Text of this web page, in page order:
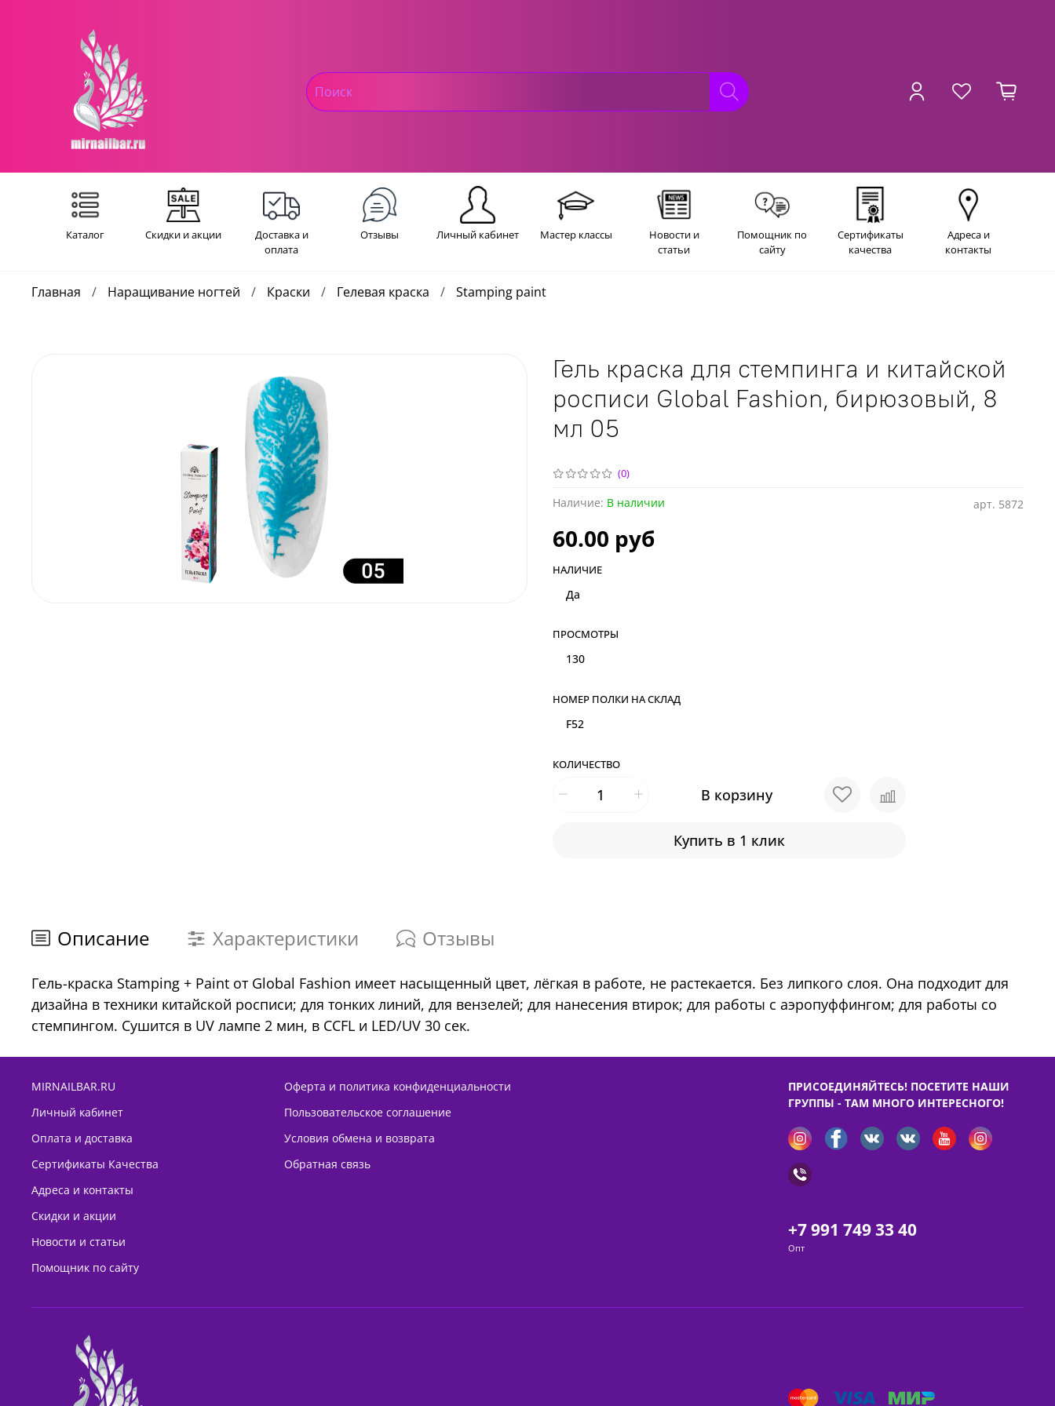
Каталог Скидки и акции
Доставка и
оплата
Отзывы Личный кабинет Мастер классы
Новости и
статьи
Помощник по
сайту
Сертификаты
качества
Адреса и
контакты
Главная Наращивание ногтей Краски Гелевая краска Stamping paint
(0)
арт. 5872
Наличие: В наличии
Гель краска для стемпинга и китайской
росписи Global Fashion, бирюзовый, 8
мл 05
60.00 руб
КОЛИЧЕСТВО
В корзину
Купить в 1 клик
НАЛИЧИЕ
Да
ПРОСМОТРЫ
130
НОМЕР ПОЛКИ НА СКЛАД
F52
Описание Характеристики Отзывы
Гель-краска Stamping + Paint от Global Fashion имеет насыщенный цвет, лёгкая в работе, не растекается. Без липкого слоя. Она подходит для
дизайна в техники китайской росписи; для тонких линий, для вензелей; для нанесения втирок; для работы с аэропуффингом; для работы со
стемпингом. Сушится в UV лампе 2 мин, в CCFL и LED/UV 30 сек.
MIRNAILBAR.RU
Личный кабинет
Оплата и доставка
Сертификаты Качества
Адреса и контакты
Скидки и акции
Новости и статьи
Помощник по сайту
Оферта и политика конфиденциальности
Пользовательское соглашение
Условия обмена и возврата
Обратная связь
ПРИСОЕДИНЯЙТЕСЬ! ПОСЕТИТЕ НАШИ
ГРУППЫ - ТАМ МНОГО ИНТЕРЕСНОГО!
+7 991 749 33 40
Опт